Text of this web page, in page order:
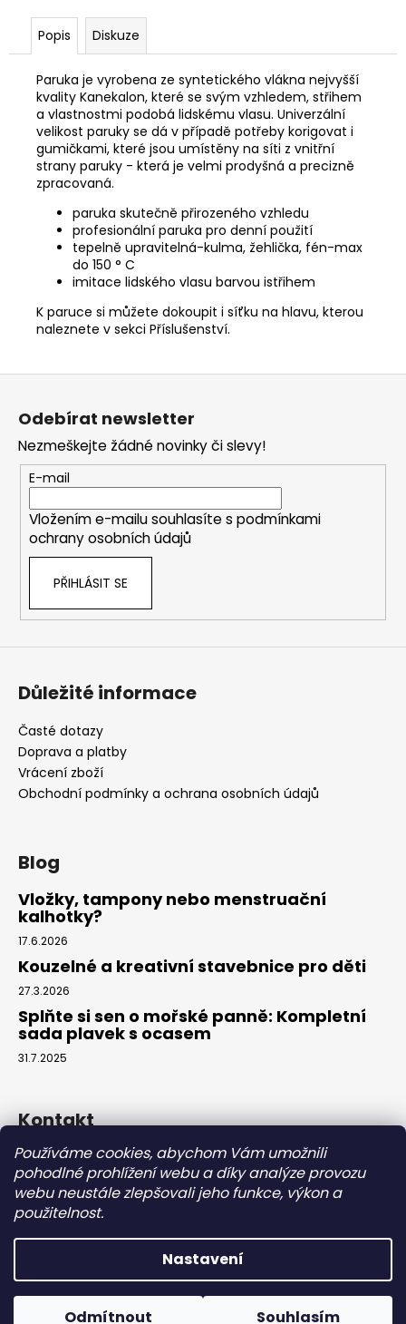
Používáme cookies, abychom Vám umožnili
pohodlné prohlížení webu a díky analýze provozu
webu neustále zlepšovali jeho funkce, výkon a
použitelnost.
Nastavení
Odmítnout Souhlasím
Popis Diskuze
Paruka je vyrobena ze syntetického vlákna nejvyšší
kvality Kanekalon, které se svým vzhledem, střihem
a vlastnostmi podobá lidskému vlasu. Univerzální
velikost paruky se dá v případě potřeby korigovat i
gumičkami, které jsou umístěny na síti z vnitřní
strany paruky - která je velmi prodyšná a precizně
zpracovaná.
paruka skutečně přirozeného vzhledu
profesionální paruka pro denní použití
tepelně upravitelná-kulma, žehlička, fén-max
do 150 ° C
imitace lidského vlasu barvou istřihem
K paruce si můžete dokoupit i síťku na hlavu, kterou
naleznete v sekci Příslušenství.
Odebírat newsletter
Nezmeškejte žádné novinky či slevy!
E-mail
Vložením e-mailu souhlasíte s podmínkami
ochrany osobních údajů
PŘIHLÁSIT SE
Důležité informace
Časté dotazy
Doprava a platby
Vrácení zboží
Obchodní podmínky a ochrana osobních údajů
Blog
Vložky, tampony nebo menstruační
kalhotky?
17.6.2026
Kouzelné a kreativní stavebnice pro děti
27.3.2026
Splňte si sen o mořské panně: Kompletní
sada plavek s ocasem
31.7.2025
Kontakt
info@eparuky.cz
+420 734 459 045
Náš Facebook
Copyright 2026eparuky.cz. Všechna práva vyhrazena.
Upravit nastavení cookies